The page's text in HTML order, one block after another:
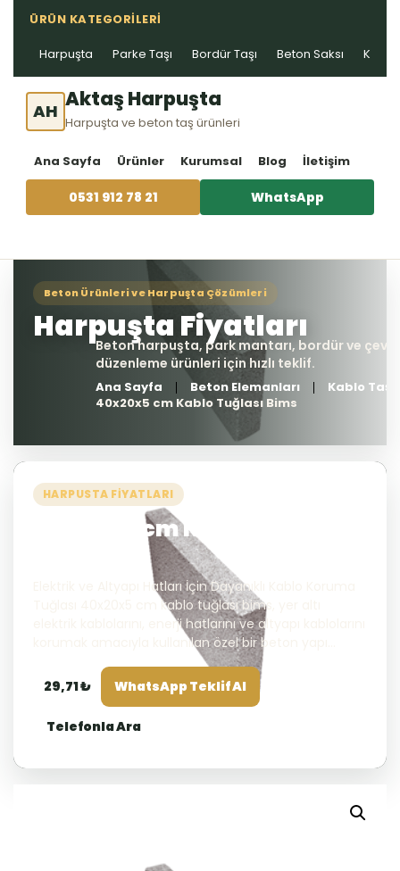
ÜRÜN KATEGORILERI
Harpuşta Parke Taşı Bordür Taşı Beton Saksı Kablo
AH Aktaş Harpuşta
Harpuşta ve beton taş ürünleri
Ana Sayfa Ürünler Kurumsal Blog İletişim
0531 912 78 21 WhatsApp
Ana Sayfa Beton Elemanları
Kablo Taşı
40x20x5 cm Kablo Tuğlası Bims
HARPUSTA FIYATLARI
40x20x5 cm Kablo Tuğlası
Elektrik ve Altyapı Hatları İçin Dayanıklı Kablo Koruma
Tuğlası 40x20x5 cm kablo tuğlası bims, yer altı
elektrik kablolarını, enerji hatlarını ve altyapı kablolarını
korumak amacıyla kullanılan özel bir beton yapı...
29,71 ₺ WhatsApp Teklif Al
Telefonla Ara